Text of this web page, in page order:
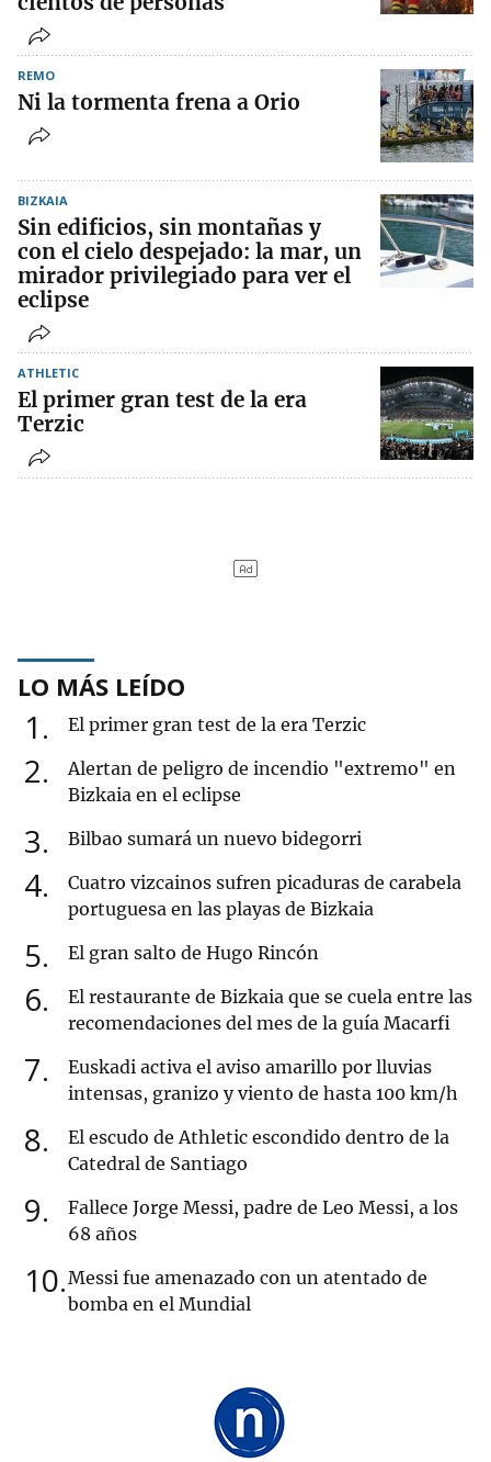
REMO
Ni la tormenta frena a Orio
BIZKAIA
Sin edificios, sin montañas y
con el cielo despejado: la mar, un
mirador privilegiado para ver el
eclipse
ATHLETIC
El primer gran test de la era
Terzic
LO MÁS LEÍDO
1 El primer gran test de la era Terzic
2
Alertan de peligro de incendio "extremo" en
Bizkaia en el eclipse
3 Bilbao sumará un nuevo bidegorri
4
Cuatro vizcainos sufren picaduras de carabela
portuguesa en las playas de Bizkaia
5 El gran salto de Hugo Rincón
6
El restaurante de Bizkaia que se cuela entre las
recomendaciones del mes de la guía Macarfi
7
Euskadi activa el aviso amarillo por lluvias
intensas, granizo y viento de hasta 100 km/h
8
El escudo de Athletic escondido dentro de la
Catedral de Santiago
9
Fallece Jorge Messi, padre de Leo Messi, a los
68 años
10 Messi fue amenazado con un atentado de
bomba en el Mundial